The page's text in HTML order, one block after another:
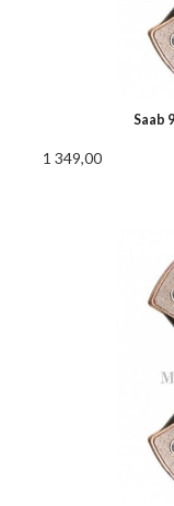
Saab
1 349,00